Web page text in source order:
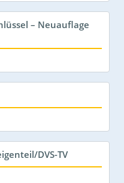
– Neuauflage
DVS-TV